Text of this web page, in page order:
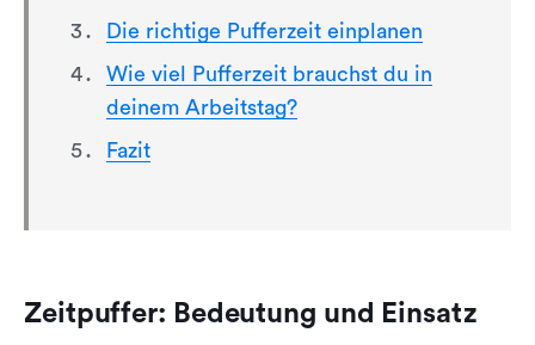
Die richtige Pufferzeit einplanen
Wie viel Pufferzeit brauchst du in
deinem Arbeitstag?
Fazit
Zeitpuffer: Bedeutung und Einsatz